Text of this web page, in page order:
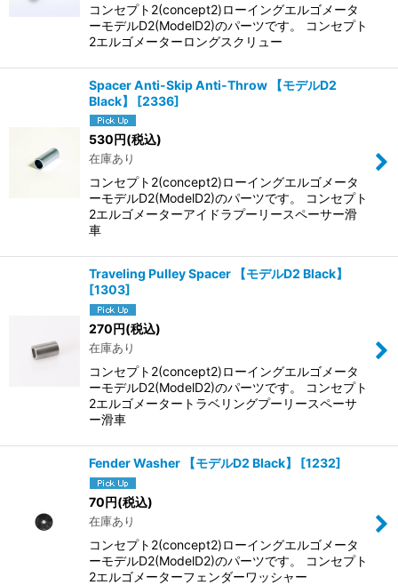
コンセプト2(concept2)ローイングエルゴメータ
ーモデルD2(ModelD2)のパーツです。 コンセプト
2エルゴメーターロングスクリュー
Spacer Anti-Skip Anti-Throw 【モデルD2
Black】
[2336]
530円(税込)
在庫あり
コンセプト2(concept2)ローイングエルゴメータ
ーモデルD2(ModelD2)のパーツです。 コンセプト
2エルゴメーターアイドラプーリースペーサー滑
車
Traveling Pulley Spacer 【モデルD2 Black】
[1303]
270円(税込)
在庫あり
コンセプト2(concept2)ローイングエルゴメータ
ーモデルD2(ModelD2)のパーツです。 コンセプト
2エルゴメータートラベリングプーリースペーサ
ー滑車
Fender Washer 【モデルD2 Black】 [1232]
70円(税込)
在庫あり
コンセプト2(concept2)ローイングエルゴメータ
ーモデルD2(ModelD2)のパーツです。 コンセプト
2エルゴメーターフェンダーワッシャー